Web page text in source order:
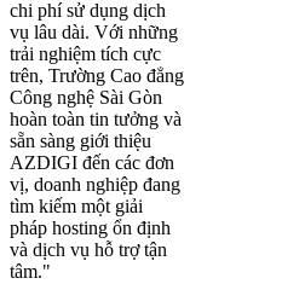
chi phí sử dụng dịch
vụ lâu dài. Với những
trải nghiệm tích cực
trên, Trường Cao đẳng
Công nghệ Sài Gòn
hoàn toàn tin tưởng và
sẵn sàng giới thiệu
AZDIGI đến các đơn
vị, doanh nghiệp đang
tìm kiếm một giải
pháp hosting ổn định
và dịch vụ hỗ trợ tận
tâm."